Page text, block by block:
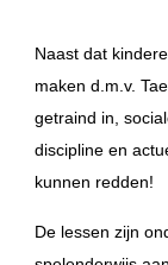
Naast dat
maken d.m.v.
getraind in,
discipline en
kunnen redden!
De lessen zijn